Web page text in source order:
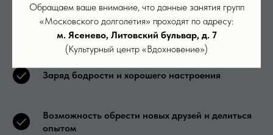
Обращаем ваше внимание, что данные занятия групп
«Московского долголетия» проходят по адресу:
м. Ясенево, Литовский бульвар, д. 7
(Культурный центр «Вдохновение»)
Любимые песни с пользой для здоровья
Заряд бодрости и хорошего настроения
Возможность обрести новых друзей и делиться
опытом